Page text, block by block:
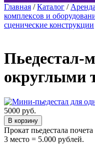
Главная /Каталог /
комплексов и
сценические конструкции
Пьедестал-
округлыми
5000 руб.
В корзину
Прокат пьедестала
3 место = 5.000 рублей.